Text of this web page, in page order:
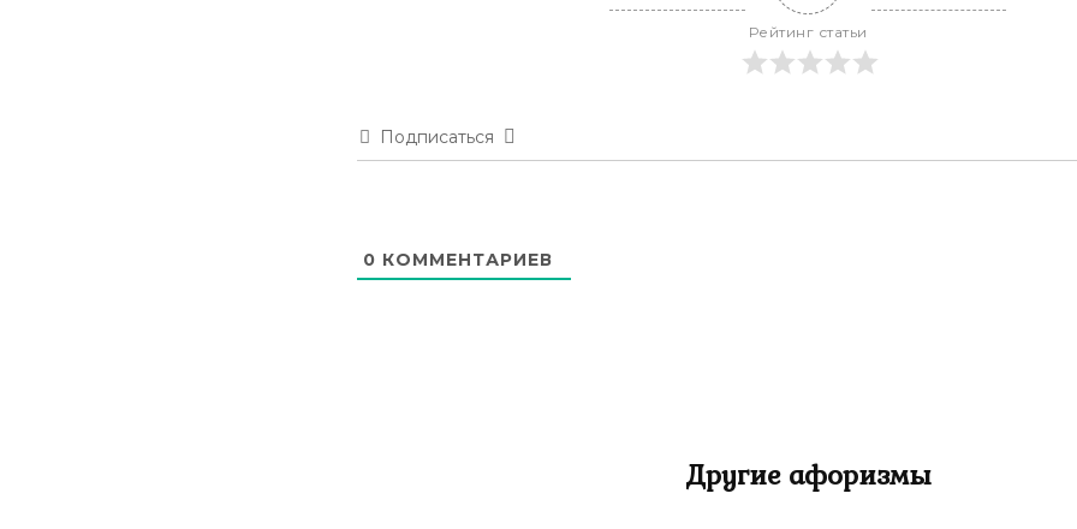
Рейтинг статьи
Подписаться
0 КОММЕНТАРИЕВ
Другие афоризмы